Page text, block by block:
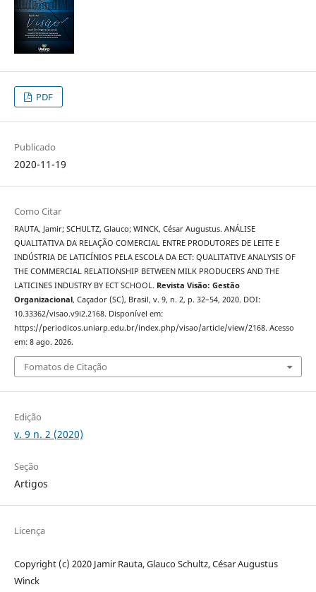
PDF
Publicado
2020-11-19
Como Citar
RAUTA, Jamir; SCHULTZ, Glauco; WINCK, César Augustus. ANÁLISE
QUALITATIVA DA RELAÇÃO COMERCIAL ENTRE PRODUTORES DE LEITE E
INDÚSTRIA DE LATICÍNIOS PELA ESCOLA DA ECT: QUALITATIVE ANALYSIS OF
THE COMMERCIAL RELATIONSHIP BETWEEN MILK PRODUCERS AND THE
LATICINES INDUSTRY BY ECT SCHOOL. Revista Visão: Gestão
Organizacional, Caçador (SC), Brasil, v. 9, n. 2, p. 32–54, 2020. DOI:
10.33362/visao.v9i2.2168. Disponível em:
https://periodicos.uniarp.edu.br/index.php/visao/article/view/2168. Acesso
em: 8 ago. 2026.
Fomatos de Citação
Edição
v. 9 n. 2 (2020)
Seção
Artigos
Licença
Copyright (c) 2020 Jamir Rauta, Glauco Schultz, César Augustus
Winck